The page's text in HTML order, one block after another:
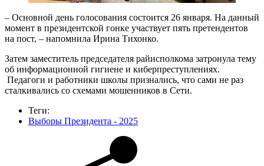
– Основной день голосования состоится 26 января. На данный
момент в президентской гонке участвует пять претендентов
на пост, – напомнила Ирина Тихонко.
Затем заместитель председателя райисполкома затронула тему
об информационной гигиене и киберпреступлениях.
Педагоги и работники школы признались, что сами не раз
сталкивались со схемами мошенников в Сети.
Теги:
Выборы Президента - 2025